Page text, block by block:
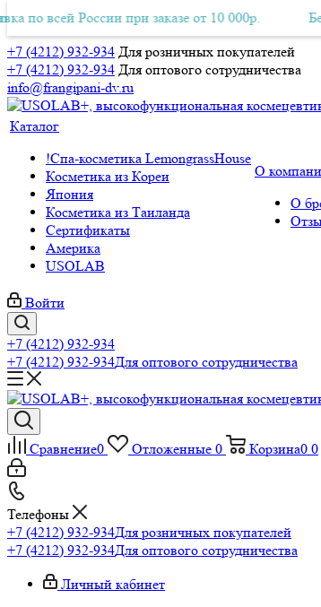
+7 (4212) 932-934 Для розничных покупателей
+7 (4212) 932-934 Для оптового сотрудничества
info@frangipani-dv.ru
Авиа-доставка по всей России при заказе от 10
России при заказе от 10 000р.
Каталог
!Спа-косметика LemongrassHouse
Косметика из Кореи
Япония
Косметика из Таиланда
Сертификаты
Америка
USOLAB
О
О
Войти
+7 (4212) 932-934
+7 (4212) 932-934Для оптового сотрудничества
Сравнение0 Отложенные 0 Корзина0 0
Телефоны
+7 (4212) 932-934Для розничных покупателей
+7 (4212) 932-934Для оптового сотрудничества
Личный кабинет